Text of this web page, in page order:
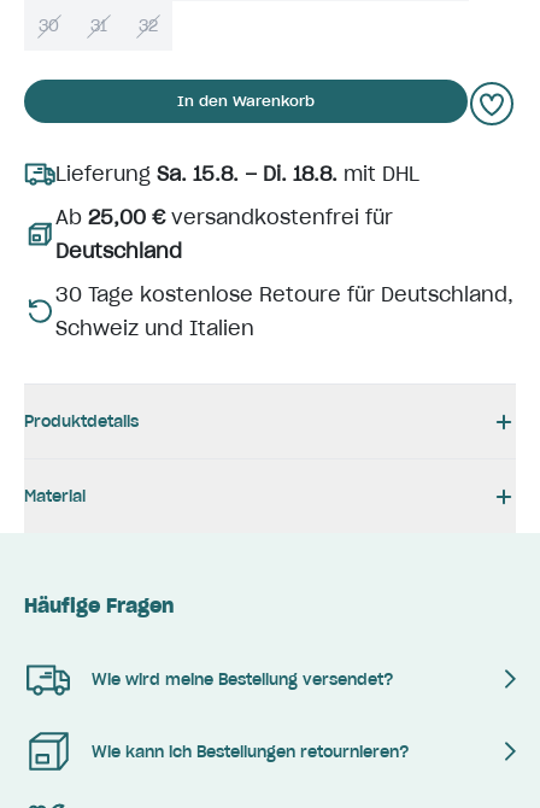
30 31 32
In den Warenkorb
Lieferung Sa. 15.8. – Di. 18.8. mit DHL
Ab 25,00 €versandkostenfrei für
Deutschland
30 Tage kostenlose Retoure für Deutschland,
Schweiz und Italien
Produktdetails
Material
Häufige Fragen
Wie wird meine Bestellung versendet?
Wie kann ich Bestellungen retournieren?